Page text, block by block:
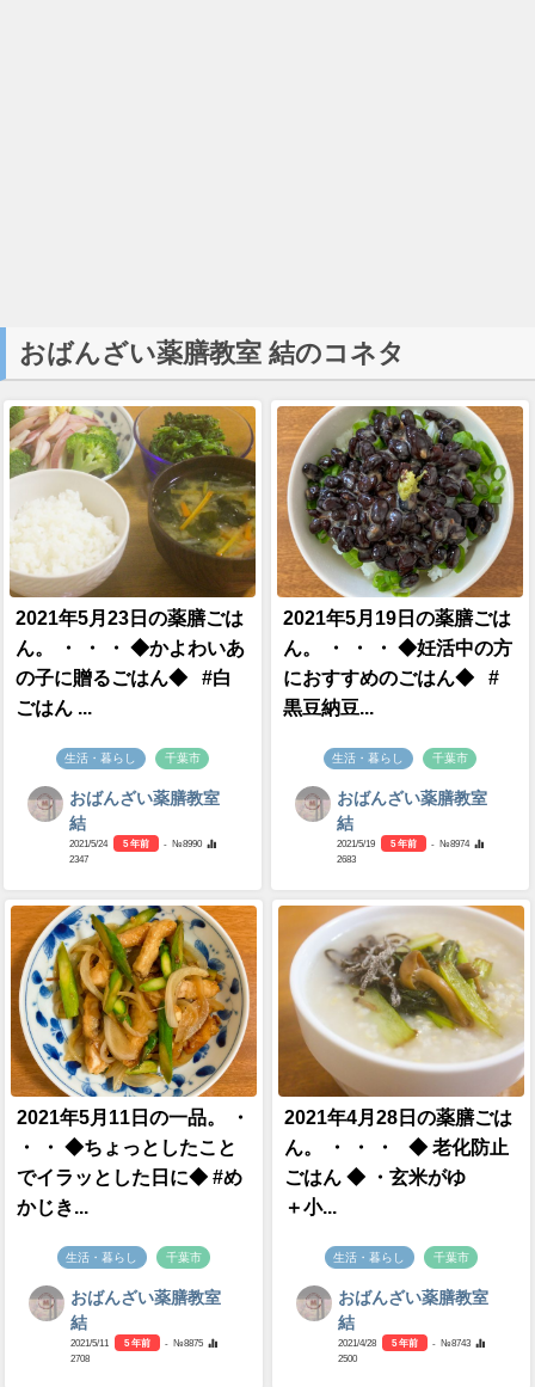
おばんざい薬膳教室 結のコネタ
2021年5月23日の薬膳ごは
ん。 ・ ・ ・ ◆かよわいあ
の子に贈るごはん◆ #白
ごはん ...
生活・暮らし 千葉市
おばんざい薬膳教室
結
2021/5/24 5 年前
- №8990
2347
2021年5月19日の薬膳ごは
ん。 ・ ・ ・ ◆妊活中の方
におすすめのごはん◆ #
黒豆納豆...
生活・暮らし 千葉市
おばんざい薬膳教室
結
2021/5/19 5 年前
- №8974
2683
2021年5月11日の一品。 ・
・ ・ ◆ちょっとしたこと
でイラッとした日に◆ #め
かじき...
生活・暮らし 千葉市
おばんざい薬膳教室
結
2021/5/11 5 年前
- №8875
2708
2021年4月28日の薬膳ごは
ん。 ・ ・ ・ ◆ 老化防止
ごはん ◆ ・玄米がゆ
＋小...
生活・暮らし 千葉市
おばんざい薬膳教室
結
2021/4/28 5 年前
- №8743
2500